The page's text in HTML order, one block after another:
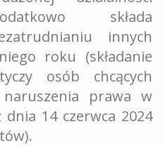
składa
innych
roku (składanie
osób chcących
naruszenia prawa w
14 czerwca 2024